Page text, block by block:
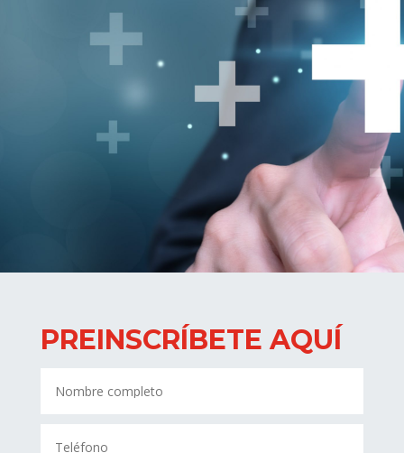
PREINSCRÍBETE AQUÍ